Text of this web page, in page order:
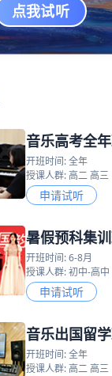
点我试听
音乐高考全
开班时间: 全年
授课人群: 高二 高三
申请试听
暑假预科集
开班时间: 6-8月
授课人群: 初中-高中
申请试听
音乐出国留
开班时间: 全年
授课人群: 高二 高三